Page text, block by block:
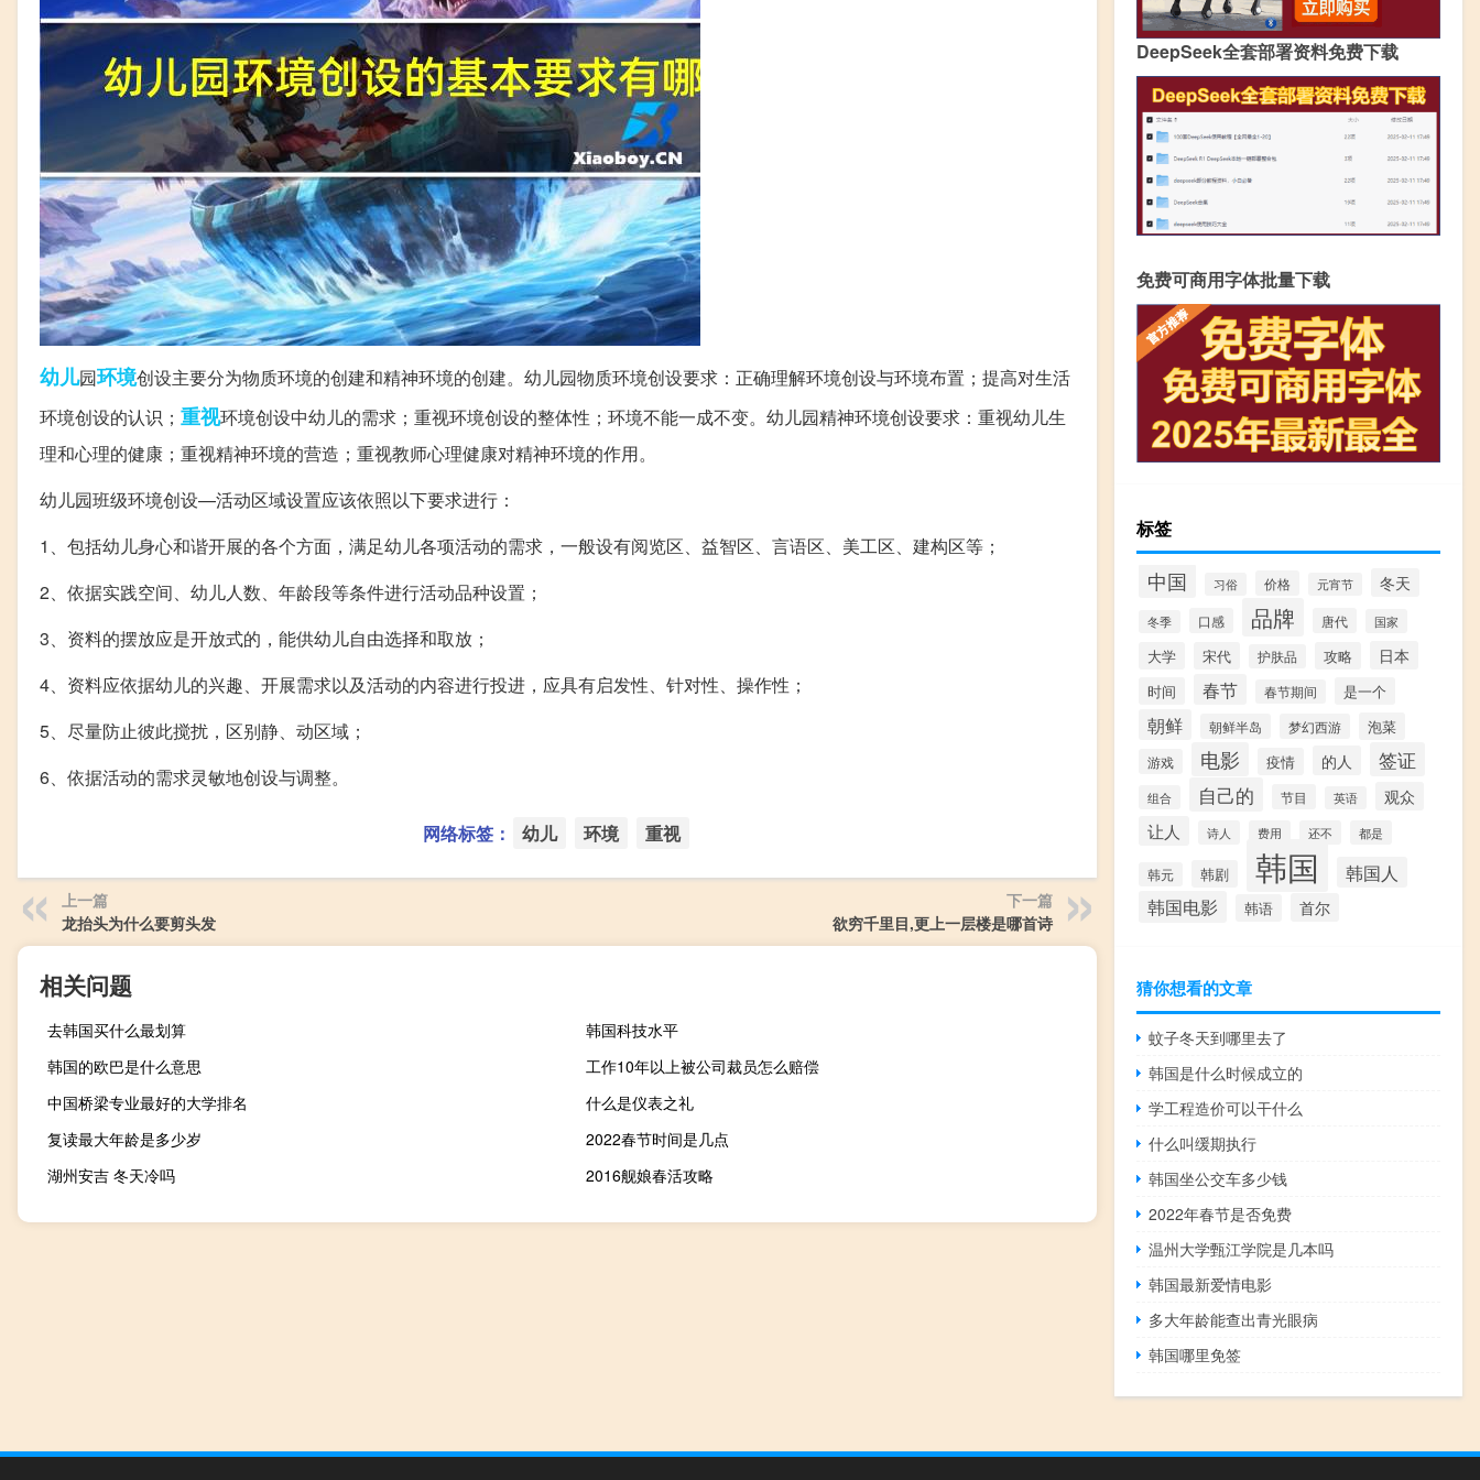
幼儿园环境创设主要分为物质环境的创建和精神环境的创建。幼儿园物质环境创设要求：正确理解环境创设与环境布置；提高对生活
环境创设的认识； 重视环境创设中幼儿的需求；重视环境创设的整体性；环境不能一成不变。幼儿园精神环境创设要求：重视幼儿生
理和心理的健康；重视精神环境的营造；重视教师心理健康对精神环境的作用。
幼儿园班级环境创设—活动区域设置应该依照以下要求进行：
1、包括幼儿身心和谐开展的各个方面，满足幼儿各项活动的需求，一般设有阅览区、益智区、言语区、美工区、建构区等；
2、依据实践空间、幼儿人数、年龄段等条件进行活动品种设置；
3、资料的摆放应是开放式的，能供幼儿自由选择和取放；
4、资料应依据幼儿的兴趣、开展需求以及活动的内容进行投进，应具有启发性、针对性、操作性；
5、尽量防止彼此搅扰，区别静、动区域；
6、依据活动的需求灵敏地创设与调整。
网络标签： 幼儿 环境 重视
上一篇
龙抬头为什么要剪头发
下一篇
欲穷千里目,更上一层楼是哪首诗
相关问题
去韩国买什么最划算
韩国科技水平
韩国的欧巴是什么意思
工作10年以上被公司裁员怎么赔偿
中国桥梁专业最好的大学排名
什么是仪表之礼
复读最大年龄是多少岁
2022春节时间是几点
湖州安吉 冬天冷吗
2016舰娘春活攻略
DeepSeek全套部署资料免费下载
免费可商用字体批量下载
标签
中国 习俗 价格 元宵节 冬天
冬季 口感 品牌 唐代 国家
大学 宋代 护肤品 攻略 日本
时间 春节 春节期间 是一个
朝鲜 朝鲜半岛 梦幻西游 泡菜
游戏 电影 疫情 的人 签证
组合 自己的 节目 英语 观众
让人 诗人 费用 还不 都是
韩元 韩剧 韩国 韩国人
韩国电影 韩语 首尔
猜你想看的文章
蚊子冬天到哪里去了
韩国是什么时候成立的
学工程造价可以干什么
什么叫缓期执行
韩国坐公交车多少钱
2022年春节是否免费
温州大学甄江学院是几本吗
韩国最新爱情电影
多大年龄能查出青光眼病
韩国哪里免签